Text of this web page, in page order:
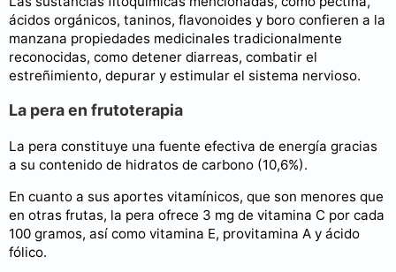
ácidos orgánicos, taninos, flavonoides y boro confieren a la
manzana propiedades medicinales tradicionalmente
reconocidas, como detener diarreas, combatir el
estreñimiento, depurar y estimular el sistema nervioso.
La pera en frutoterapia
La pera constituye una fuente efectiva de energía gracias
a su contenido de hidratos de carbono (10,6%).
En cuanto a sus aportes vitamínicos, que son menores que
en otras frutas, la pera ofrece 3 mg de vitamina C por cada
100 gramos, así como vitamina E, provitamina A y ácido
fólico.